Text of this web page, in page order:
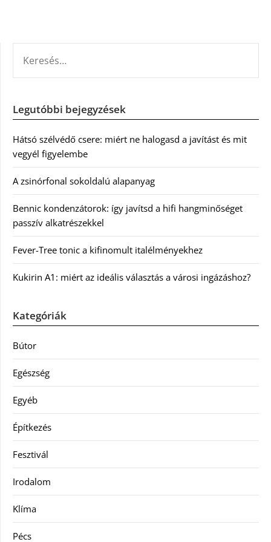
Legutóbbi bejegyzések
Hátsó szélvédő csere: miért ne halogasd a javítást és mit
vegyél figyelembe
A zsinórfonal sokoldalú alapanyag
Bennic kondenzátorok: így javítsd a hifi hangminőséget
passzív alkatrészekkel
Fever-Tree tonic a kifinomult italélményekhez
Kukirin A1: miért az ideális választás a városi ingázáshoz?
Kategóriák
Bútor
Egészség
Egyéb
Építkezés
Fesztivál
Irodalom
Klíma
Pécs